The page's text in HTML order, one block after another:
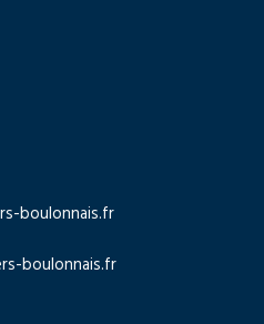
boulonnais.fr
boulonnais.fr